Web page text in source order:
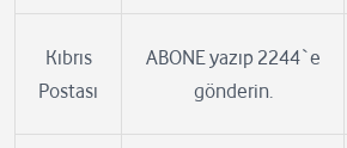
Kıbrıs
Postası
ABONE yazıp 2244`e
gönderin.